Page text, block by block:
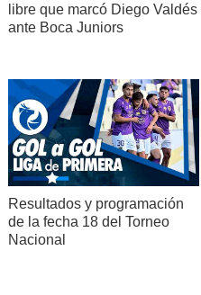
libre que marcó Diego Valdés
ante Boca Juniors
Resultados y programación
de la fecha 18 del Torneo
Nacional